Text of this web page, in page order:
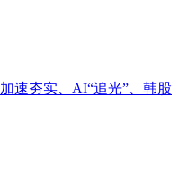
速夯实、AI“追光”、韩股